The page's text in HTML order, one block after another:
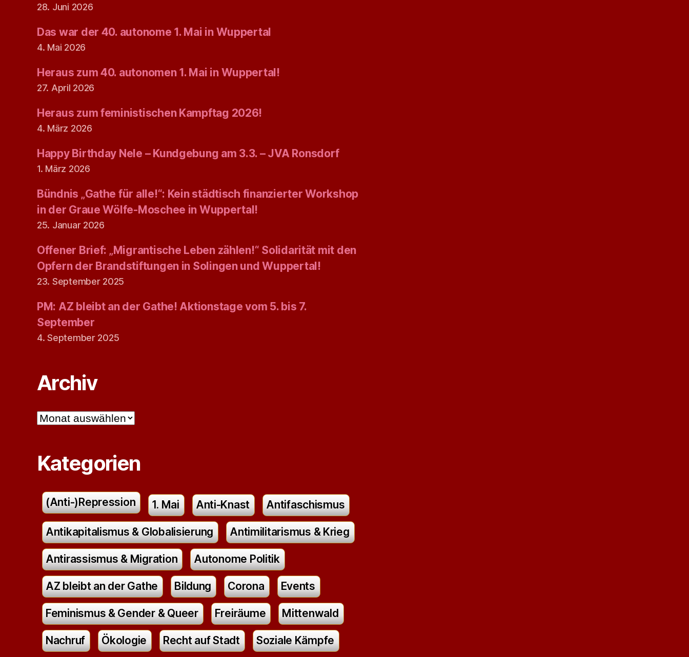
28. Juni 2026
Das war der 40. autonome 1. Mai in Wuppertal
4. Mai 2026
Heraus zum 40. autonomen 1. Mai in Wuppertal!
27. April 2026
Heraus zum feministischen Kampftag 2026!
4. März 2026
Happy Birthday Nele – Kundgebung am 3.3. – JVA Ronsdorf
1. März 2026
Bündnis „Gathe für alle!“: Kein städtisch finanzierter Workshop
in der Graue Wölfe-Moschee in Wuppertal!
25. Januar 2026
Offener Brief: „Migrantische Leben zählen!“ Solidarität mit den
Opfern der Brandstiftungen in Solingen und Wuppertal!
23. September 2025
PM: AZ bleibt an der Gathe! Aktionstage vom 5. bis 7.
September
4. September 2025
Archiv
Archiv
Kategorien
(Anti-)Repression 1. Mai Anti-Knast Antifaschismus
Antikapitalismus & Globalisierung Antimilitarismus & Krieg
Antirassismus & Migration Autonome Politik
AZ bleibt an der Gathe Bildung Corona Events
Feminismus & Gender & Queer Freiräume Mittenwald
Nachruf Ökologie Recht auf Stadt Soziale Kämpfe